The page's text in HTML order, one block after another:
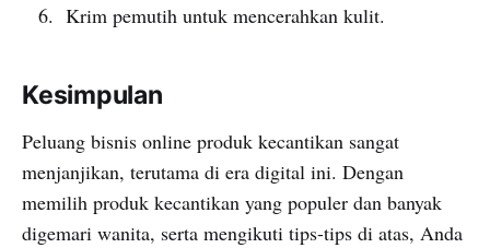
Krim pemutih untuk mencerahkan kulit.
Kesimpulan
Peluang bisnis online produk kecantikan sangat
menjanjikan, terutama di era digital ini. Dengan
memilih produk kecantikan yang populer dan banyak
digemari wanita, serta mengikuti tips-tips di atas, Anda